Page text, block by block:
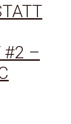
#2 –